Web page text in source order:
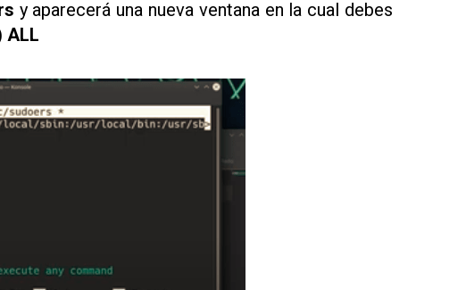
y aparecerá una nueva ventana en la cual debes
ALL